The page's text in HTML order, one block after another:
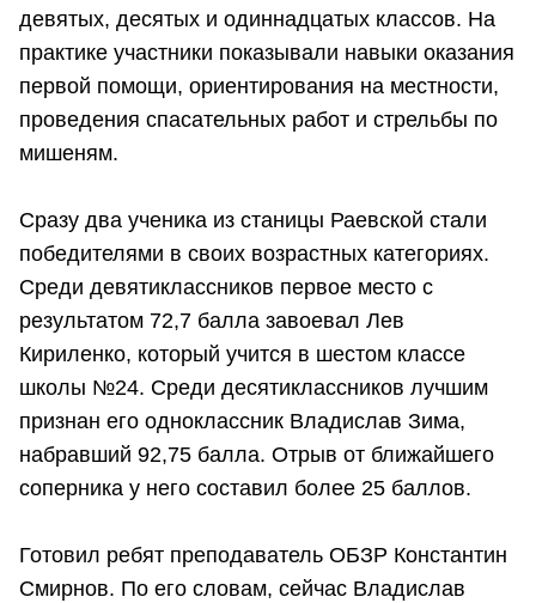
девятых, десятых и одиннадцатых классов. На
практике участники показывали навыки оказания
первой помощи, ориентирования на местности,
проведения спасательных работ и стрельбы по
мишеням.
Сразу два ученика из станицы Раевской стали
победителями в своих возрастных категориях.
Среди девятиклассников первое место с
результатом 72,7 балла завоевал Лев
Кириленко, который учится в шестом классе
школы №24. Среди десятиклассников лучшим
признан его одноклассник Владислав Зима,
набравший 92,75 балла. Отрыв от ближайшего
соперника у него составил более 25 баллов.
Готовил ребят преподаватель ОБЗР Константин
Смирнов. По его словам, сейчас Владислав